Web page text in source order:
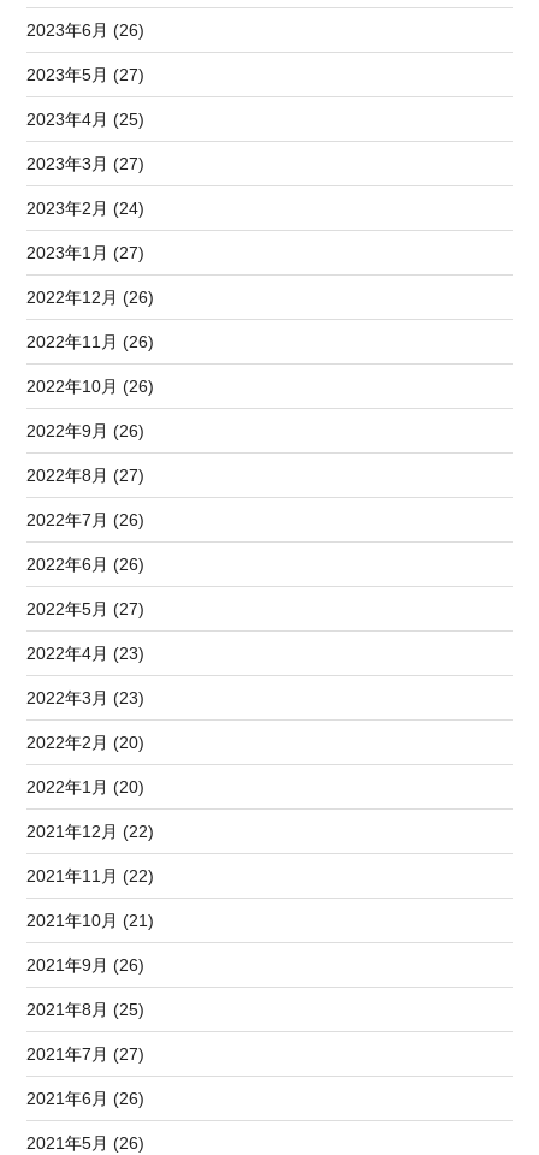
2023年6月 (26)
2023年5月 (27)
2023年4月 (25)
2023年3月 (27)
2023年2月 (24)
2023年1月 (27)
2022年12月 (26)
2022年11月 (26)
2022年10月 (26)
2022年9月 (26)
2022年8月 (27)
2022年7月 (26)
2022年6月 (26)
2022年5月 (27)
2022年4月 (23)
2022年3月 (23)
2022年2月 (20)
2022年1月 (20)
2021年12月 (22)
2021年11月 (22)
2021年10月 (21)
2021年9月 (26)
2021年8月 (25)
2021年7月 (27)
2021年6月 (26)
2021年5月 (26)